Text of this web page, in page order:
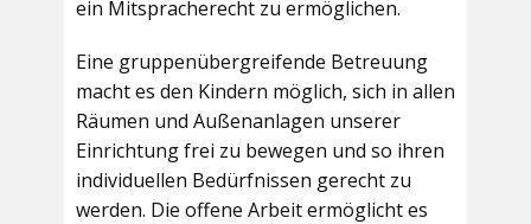
ein Mitspracherecht zu ermöglichen.
Eine gruppenübergreifende Betreuung
macht es den Kindern möglich, sich in allen
Räumen und Außenanlagen unserer
Einrichtung frei zu bewegen und so ihren
individuellen Bedürfnissen gerecht zu
werden. Die offene Arbeit ermöglicht es